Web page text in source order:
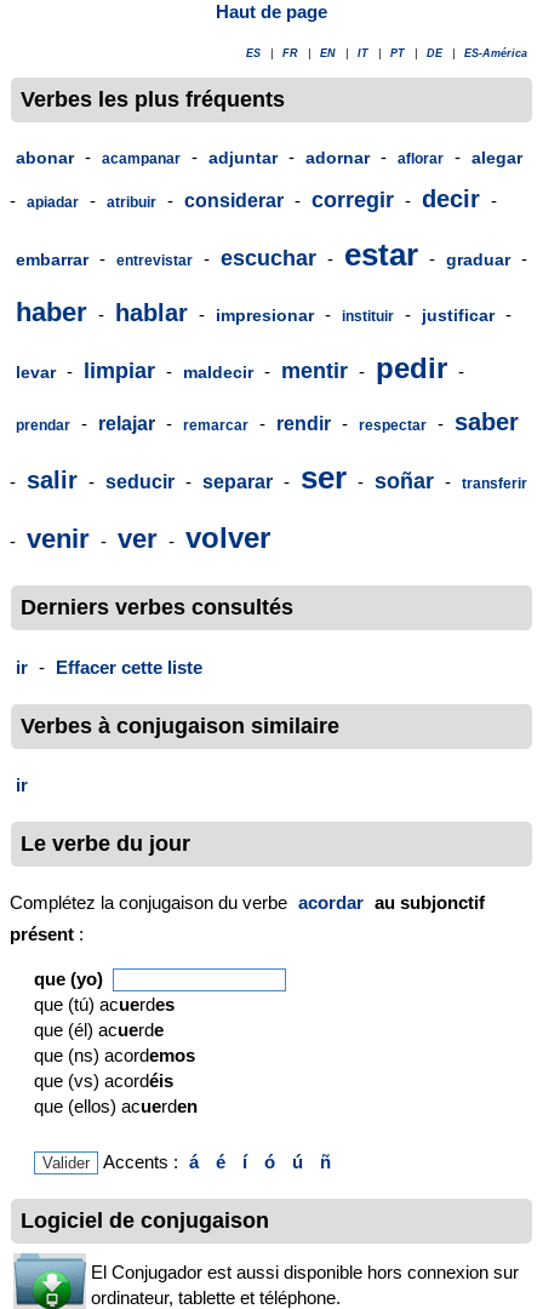
Haut de page
ES FR EN IT PT DE ES-América
Verbes les plus fréquents
abonar - acampanar - adjuntar - adornar - aflorar - alegar
- apiadar - atribuir - considerar - corregir - decir -
embarrar - entrevistar - escuchar - estar - graduar -
haber - hablar - impresionar - instituir - justificar -
levar - limpiar - maldecir - mentir - pedir -
prendar - relajar - remarcar - rendir - respectar - saber
- salir - seducir - separar - ser - soñar - transferir
- venir - ver - volver
Derniers verbes consultés
ir - Effacer cette liste
Verbes à conjugaison similaire
ir
Le verbe du jour
Complétez la conjugaison du verbe acordar au subjonctif
présent :
que (yo)
que (tú) acuerdes
que (él) acuerde
que (ns) acordemos
que (vs) acordéis
que (ellos) acuerden
Accents : á é í ó ú ñ
Logiciel de conjugaison
El Conjugador est aussi disponible hors connexion sur
ordinateur, tablette et téléphone.